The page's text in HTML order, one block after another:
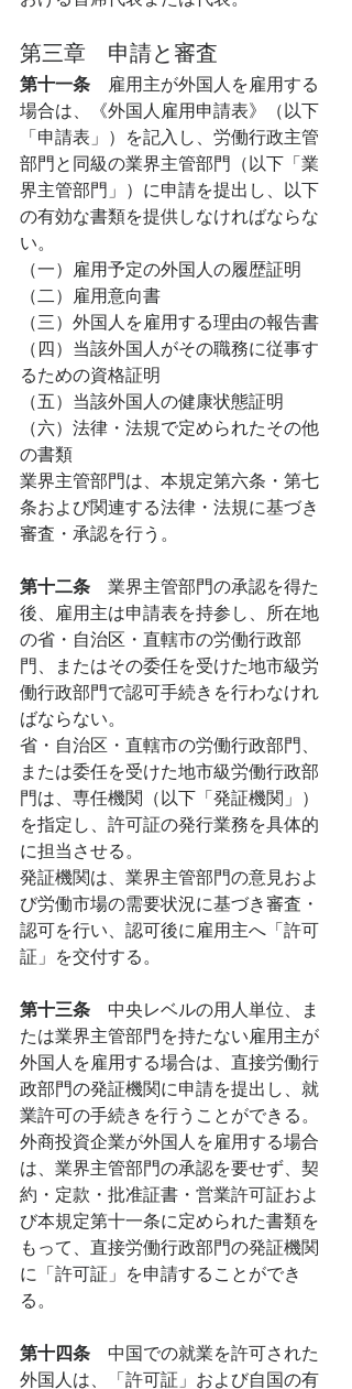
第三章　申請と審査
第十一条
雇用主が外国人を雇用する
場合は、《外国人雇用申請表》（以下
「申請表」）を記入し、労働行政主管
部門と同級の業界主管部門（以下「業
界主管部門」）に申請を提出し、以下
の有効な書類を提供しなければならな
い。
（一）雇用予定の外国人の履歴証明
（二）雇用意向書
（三）外国人を雇用する理由の報告書
（四）当該外国人がその職務に従事す
るための資格証明
（五）当該外国人の健康状態証明
（六）法律・法規で定められたその他
の書類
業界主管部門は、本規定第六条・第七
条および関連する法律・法規に基づき
審査・承認を行う。
第十二条 業界主管部門の承認を得た
後、雇用主は申請表を持参し、所在地
の省・自治区・直轄市の労働行政部
門、またはその委任を受けた地市級労
働行政部門で認可手続きを行わなけれ
ばならない。
省・自治区・直轄市の労働行政部門、
または委任を受けた地市級労働行政部
門は、専任機関（以下「発証機関」）
を指定し、許可証の発行業務を具体的
に担当させる。
発証機関は、業界主管部門の意見およ
び労働市場の需要状況に基づき審査・
認可を行い、認可後に雇用主へ「許可
証」を交付する。
第十三条 中央レベルの用人単位、ま
たは業界主管部門を持たない雇用主が
外国人を雇用する場合は、直接労働行
政部門の発証機関に申請を提出し、就
業許可の手続きを行うことができる。
外商投資企業が外国人を雇用する場合
は、業界主管部門の承認を要せず、契
約・定款・批准証書・営業許可証およ
び本規定第十一条に定められた書類を
もって、直接労働行政部門の発証機関
に「許可証」を申請することができ
る。
第十四条 中国での就業を許可された
外国人は、「許可証」および自国の有